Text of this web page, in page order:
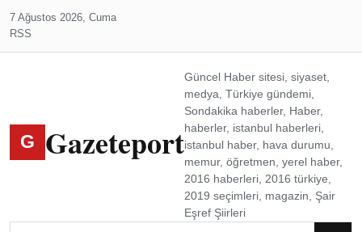
7 Ağustos 2026, Cuma
RSS
G Gazeteport
Güncel Haber sitesi, siyaset,
medya, Türkiye gündemi,
Sondakika haberler, Haber,
haberler, istanbul haberleri,
istanbul haber, hava durumu,
memur, öğretmen, yerel haber,
2016 haberleri, 2016 türkiye,
2019 seçimleri, magazin, Şair
Eşref Şiirleri